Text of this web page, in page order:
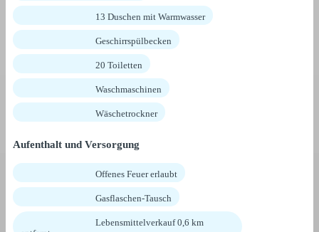
13 Duschen mit Warmwasser
Geschirrspülbecken
20 Toiletten
Waschmaschinen
Wäschetrockner
Aufenthalt und Versorgung
Offenes Feuer erlaubt
Gasflaschen-Tausch
Lebensmittelverkauf 0,6 km